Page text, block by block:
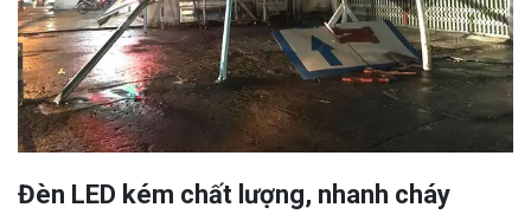
Đèn LED kém chất lượng, nhanh cháy